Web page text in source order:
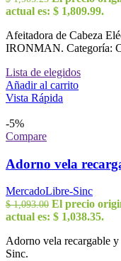
actual es: $ 1,809.99.
Afeitadora de Cabeza
IRONMAN. Categoría:
Lista de elegidos
Añadir al carrito
Vista Rápida
-5%
Compare
Adorno vela
MercadoLibre-Sinc
$1,093.00 El precio
actual es: $ 1,038.35.
Adorno vela recargable
Sinc.